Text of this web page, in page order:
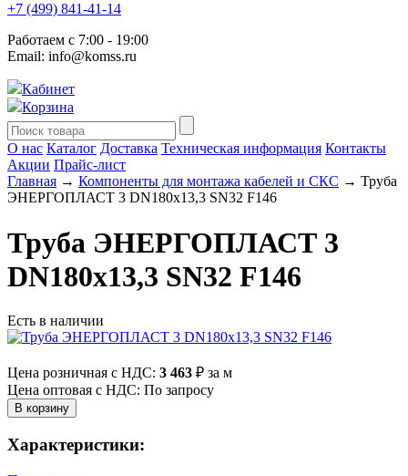
+7 (499) 841-41-14
Работаем с 7:00 - 19:00
Email: info@komss.ru
Кабинет
Корзина
О нас Каталог Доставка Техническая информация Контакты
Акции Прайс-лист
Главная → Компоненты для монтажа кабелей и СКС → Труба
ЭНЕРГОПЛАСТ 3 DN180х13,3 SN32 F146
Труба ЭНЕРГОПЛАСТ 3
DN180х13,3 SN32 F146
Есть в наличии
Цена розничная с НДС: 3 463 ₽ за м
Цена оптовая с НДС: По запросу
Характеристики: